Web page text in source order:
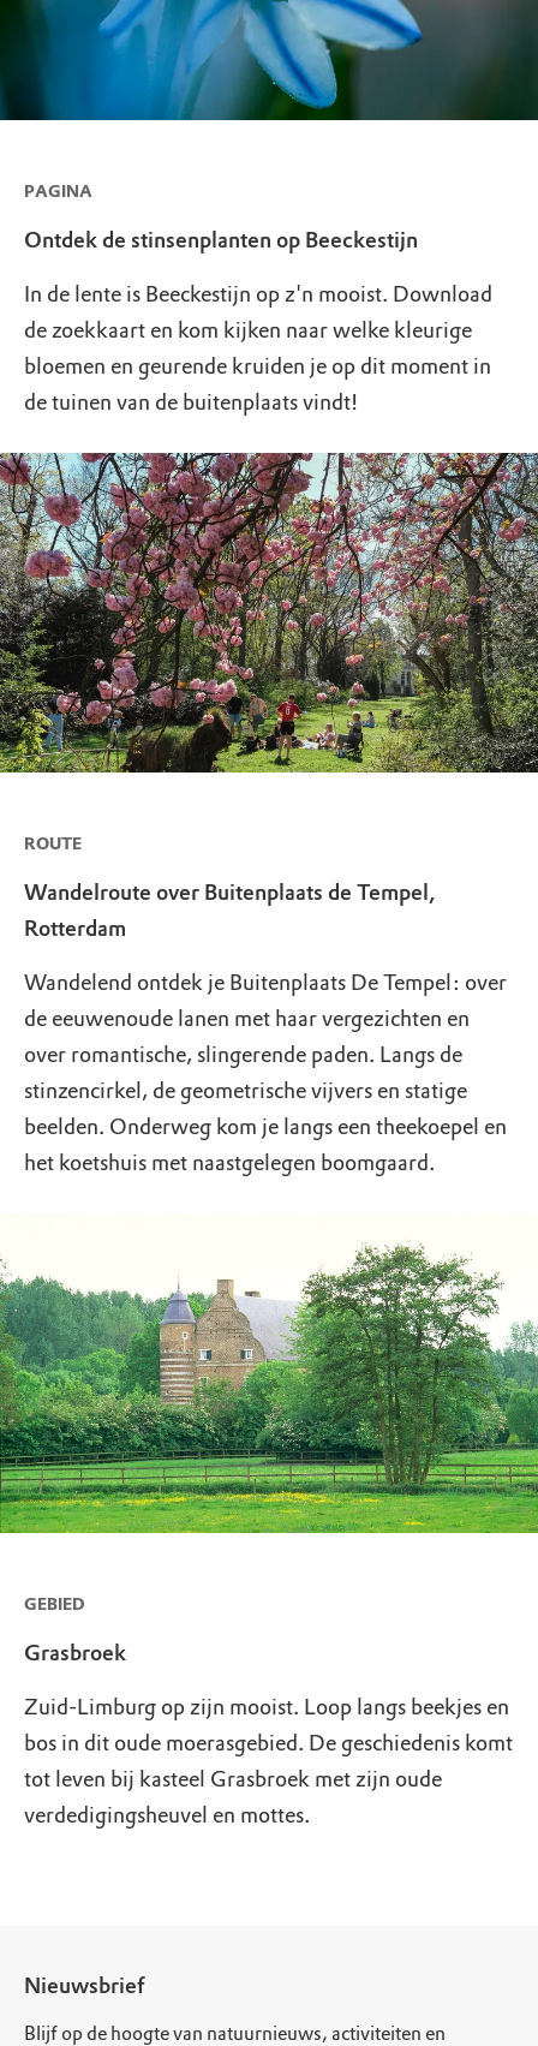
PAGINA
Ontdek de stinsenplanten op Beeckestijn
In de lente is Beeckestijn op z'n mooist. Download
de zoekkaart en kom kijken naar welke kleurige
bloemen en geurende kruiden je op dit moment in
de tuinen van de buitenplaats vindt!
ROUTE
Wandelroute over Buitenplaats de Tempel,
Rotterdam
Wandelend ontdek je Buitenplaats De Tempel: over
de eeuwenoude lanen met haar vergezichten en
over romantische, slingerende paden. Langs de
stinzencirkel, de geometrische vijvers en statige
beelden. Onderweg kom je langs een theekoepel en
het koetshuis met naastgelegen boomgaard.
GEBIED
Grasbroek
Zuid-Limburg op zijn mooist. Loop langs beekjes en
bos in dit oude moerasgebied. De geschiedenis komt
tot leven bij kasteel Grasbroek met zijn oude
verdedigingsheuvel en mottes.
Nieuwsbrief
Blijf op de hoogte van natuurnieuws, activiteiten en